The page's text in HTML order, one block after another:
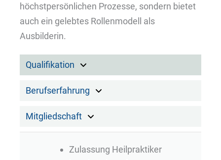
höchstpersönlichen Prozesse, sondern bietet
auch ein gelebtes Rollenmodell als
Ausbilderin.
Qualifikation
Berufserfahrung
Mitgliedschaft
Zulassung Heilpraktiker